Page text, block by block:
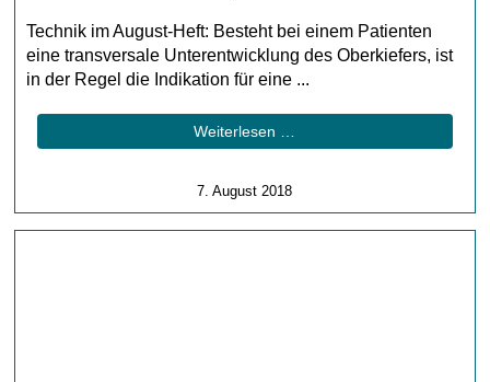
Technik im August-Heft: Besteht bei einem Patienten
eine transversale Unterentwicklung des Oberkiefers, ist
in der Regel die Indikation für eine ...
Weiterlesen …
7. August 2018